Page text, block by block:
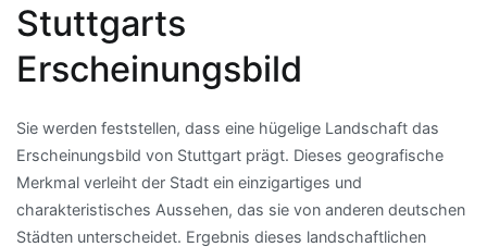
Stuttgarts
Erscheinungsbild
Sie werden feststellen, dass eine hügelige Landschaft das
Erscheinungsbild von Stuttgart prägt. Dieses geografische
Merkmal verleiht der Stadt ein einzigartiges und
charakteristisches Aussehen, das sie von anderen deutschen
Städten unterscheidet. Ergebnis dieses landschaftlichen